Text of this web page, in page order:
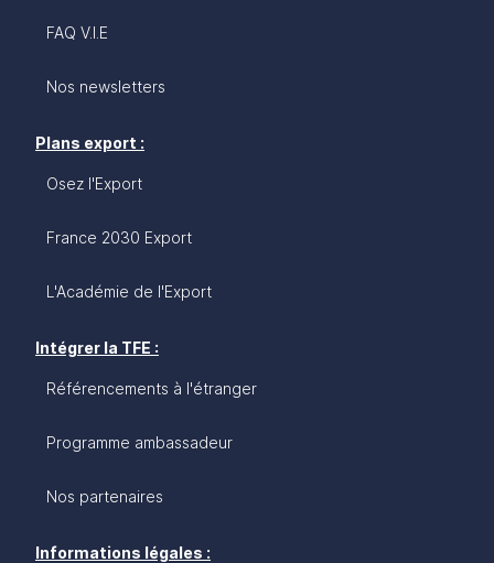
FAQ V.I.E
Nos newsletters
Plans export :
Osez l'Export
France 2030 Export
L'Académie de l'Export
Intégrer la TFE :
Référencements à l'étranger
Programme ambassadeur
Nos partenaires
Informations légales :